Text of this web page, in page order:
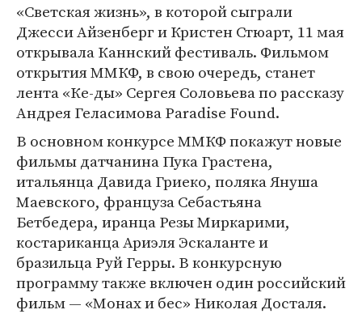
«Светская жизнь», в которой сыграли
Джесси Айзенберг и Кристен Стюарт, 11 мая
открывала Каннский фестиваль. Фильмом
открытия ММКФ, в свою очередь, станет
лента «Ке-ды» Сергея Соловьева по рассказу
Андрея Геласимова Paradise Found.
В основном конкурсе ММКФ покажут новые
фильмы датчанина Пука Грастена,
итальянца Давида Гриеко, поляка Януша
Маевского, француза Себастьяна
Бетбедера, иранца Резы Миркарими,
костариканца Ариэля Эскаланте и
бразильца Руй Герры. В конкурсную
программу также включен один российский
фильм — «Монах и бес» Николая Досталя.